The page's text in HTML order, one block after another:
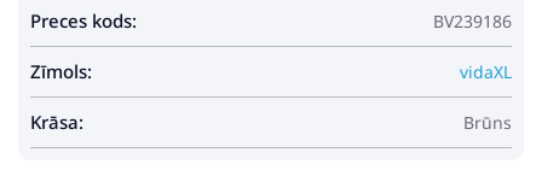
Preces kods: BV239186
Zīmols: vidaXL
Krāsa: Brūns